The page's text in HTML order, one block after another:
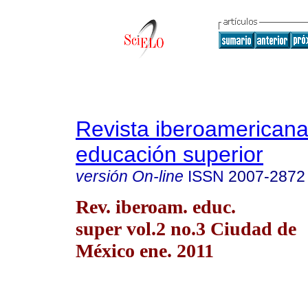
Revista
educación superior
versión On-line ISSN 2007-2872
Rev. iberoam. educ.
super vol.2 no.3 Ciudad de
México ene. 2011